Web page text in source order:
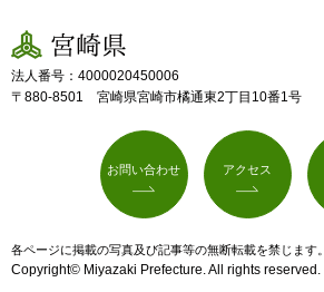
宮崎県
法人番号：4000020450006
〒880-8501 宮崎県宮崎市橘通東2丁目10番1号
お問い合わせ アクセス
各ページに掲載の写真及び記事等の無断転載を禁じます。
Copyright© Miyazaki Prefecture. All rights reserved.